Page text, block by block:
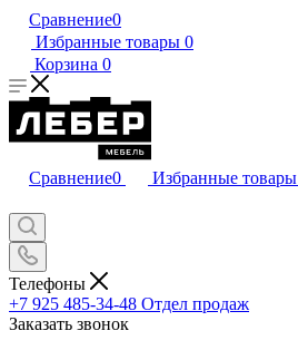
Сравнение0
Избранные товары 0
Корзина 0
Сравнение0 Избранные товары
Телефоны
+7 925 485-34-48 Отдел продаж
Заказать звонок